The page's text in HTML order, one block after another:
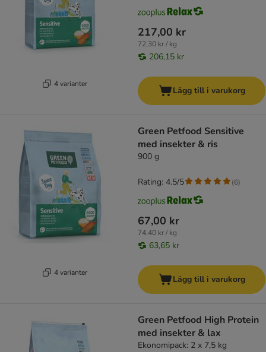
4 varianter
217,00 kr
72,30 kr / kg
206,15 kr
Lägg till i varukorg
4 varianter
Green Petfood Sensitive
med insekter & ris
900 g
67,00 kr
74,40 kr / kg
63,65 kr
Rating: 4.5/5 (6)
Lägg till i varukorg
Green Petfood High Protein
med insekter & lax
Ekonomipack: 2 x 7,5 kg